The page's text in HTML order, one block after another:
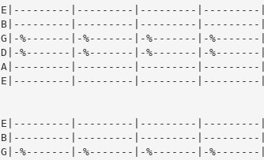
E|---------|---------|---------
B|---------|---------|---------
G|-%-------|-%-------|-%-------|-
D|-%-------|-%-------|-%-------|-
A|---------|---------|---------
E|---------|---------|---------
E|---------|---------|---------
B|---------|---------|---------
G|-%-------|-%-------|-%-------|-